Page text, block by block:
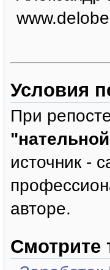
Условия
При
источник -
авторе.
Смотрите